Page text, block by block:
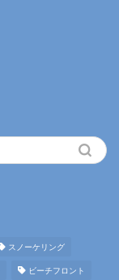
スノーケリング
ビーチフロント